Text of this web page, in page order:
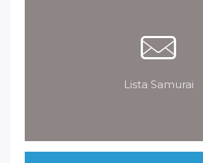
Lista Samurai